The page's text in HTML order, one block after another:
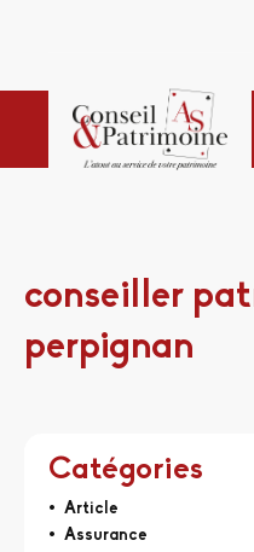
conseiller
perpignan
Catégories
Article
Assurance